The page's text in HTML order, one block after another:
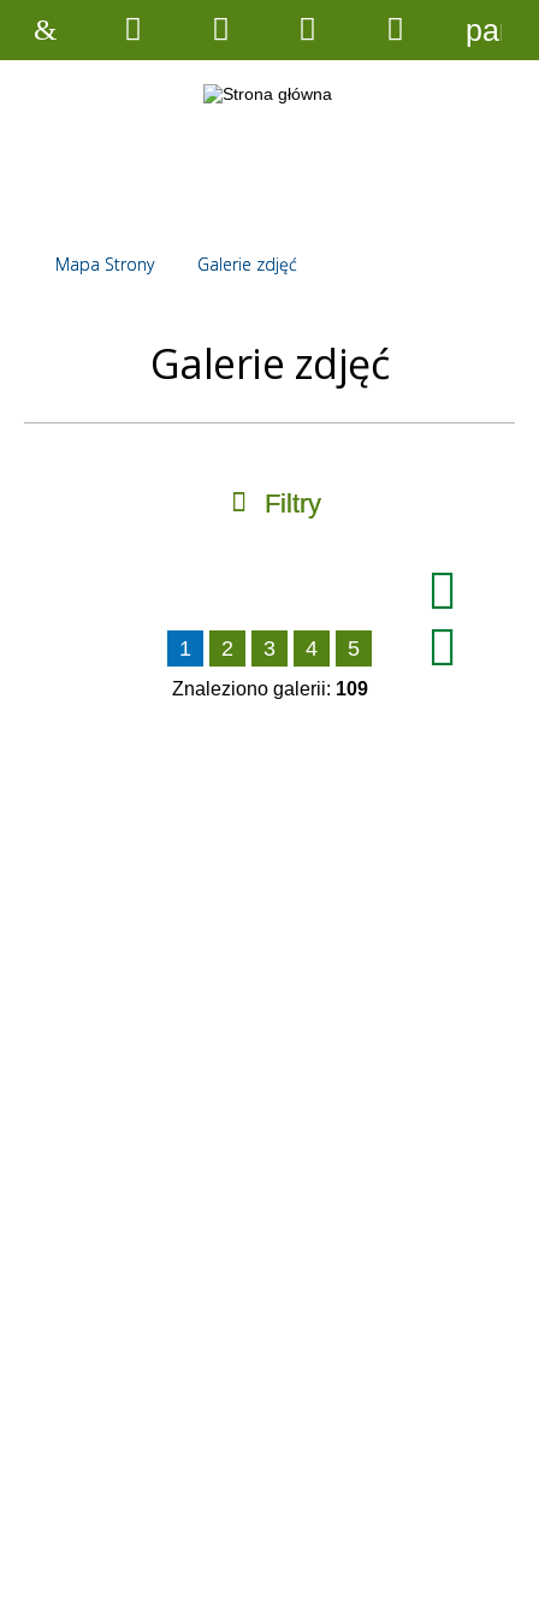
Mapa Strony Galerie zdjęć
Galerie zdjęć
Filtry
Kategoria
1 2 3 4 5
Znaleziono galerii: 109
StronaWyszukiwarka
Narzędzia
Menu
główne
Menu
panel